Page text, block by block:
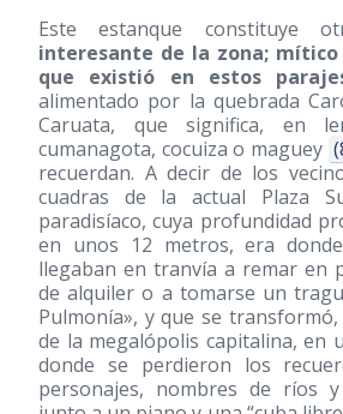
Este estanque constituye
interesante de la zona; mítico
que existió en estos
alimentado por la quebrada
Caruata, que significa, en
cumanagota, cocuiza o maguey
recuerdan. A decir de los
cuadras de la actual Plaza
paradisíaco, cuya profundidad
en unos 12 metros, era
llegaban en tranvía a remar en
de alquiler o a tomarse un
Pulmonía», y que se
de la megalópolis capitalina, en
donde se perdieron los
personajes, nombres de ríos y